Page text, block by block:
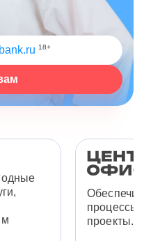
18+
процессы
проекты.